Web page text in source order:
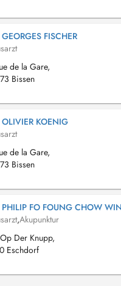
FISCHER
de la Gare,
Bissen
OLIVIER KOENIG
de la Gare,
Bissen
PHILIP FO FOUNG CHOW
,Akupunktur
Der Knupp,
Eschdorf